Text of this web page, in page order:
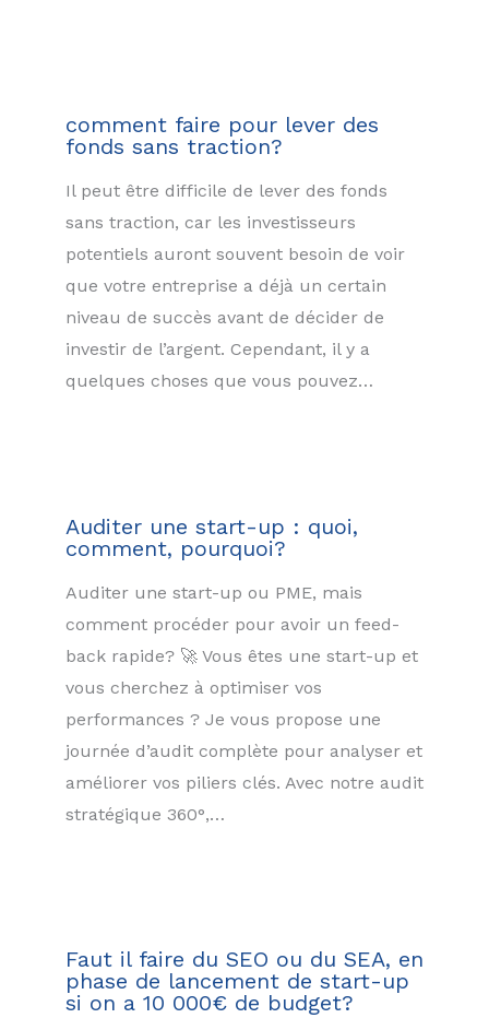
comment faire pour lever des
fonds sans traction?
Il peut être difficile de lever des fonds
sans traction, car les investisseurs
potentiels auront souvent besoin de voir
que votre entreprise a déjà un certain
niveau de succès avant de décider de
investir de l’argent. Cependant, il y a
quelques choses que vous pouvez…
Auditer une start-up : quoi,
comment, pourquoi?
Auditer une start-up ou PME, mais
comment procéder pour avoir un feed-
back rapide? 🚀 Vous êtes une start-up et
vous cherchez à optimiser vos
performances ? Je vous propose une
journée d’audit complète pour analyser et
améliorer vos piliers clés. Avec notre audit
stratégique 360°,…
Faut il faire du SEO ou du SEA, en
phase de lancement de start-up
si on a 10 000€ de budget?